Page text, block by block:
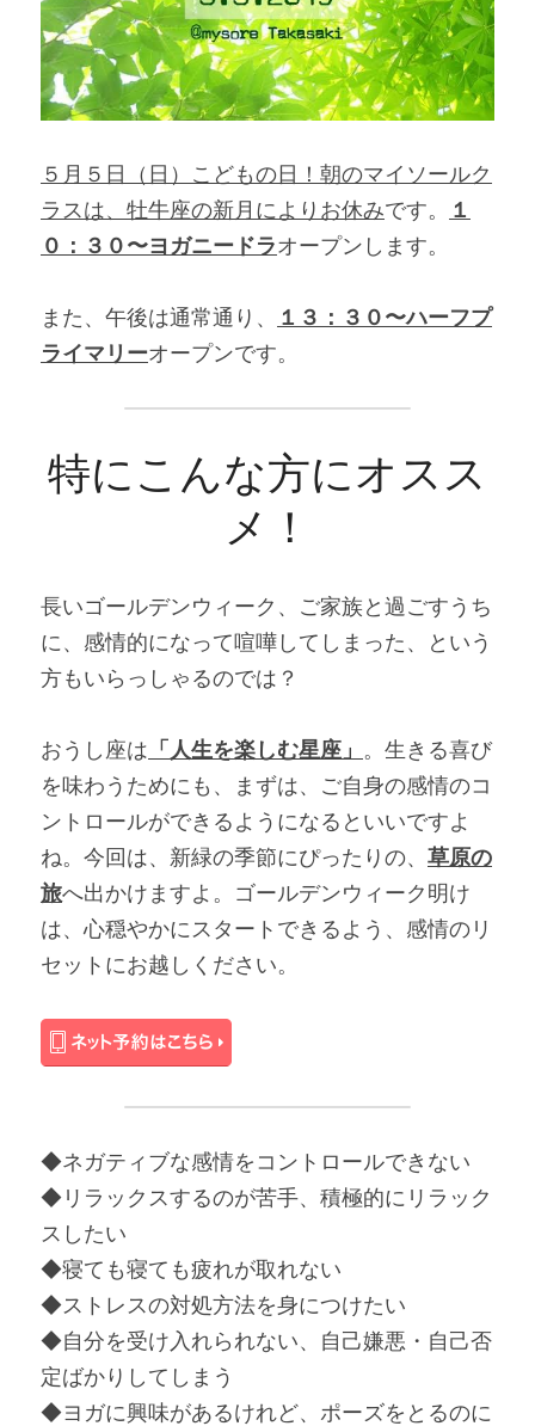
５月５日（日）こどもの日！朝のマイソールク
ラスは、牡牛座の新月によりお休みです。
１
０：３０〜ヨガニードラオープンします。
また、午後は通常通り、
１３：３０〜ハーフプ
ライマリーオープンです。
特にこんな方にオスス
メ！
長いゴールデンウィーク、ご家族と過ごすうち
に、感情的になって喧嘩してしまった、という
方もいらっしゃるのでは？
おうし座は 「人生を楽しむ星座」 。生きる喜び
を味わうためにも、まずは、ご自身の感情のコ
ントロールができるようになるといいですよ
ね。今回は、新緑の季節にぴったりの、 草原の
旅へ出かけますよ。ゴールデンウィーク明け
は、心穏やかにスタートできるよう、感情のリ
セットにお越しください。
◆ネガティブな感情をコントロールできない
◆リラックスするのが苦手、積極的にリラック
スしたい
◆寝ても寝ても疲れが取れない
◆ストレスの対処方法を身につけたい
◆自分を受け入れられない、自己嫌悪・自己否
定ばかりしてしまう
◆ヨガに興味があるけれど、ポーズをとるのに